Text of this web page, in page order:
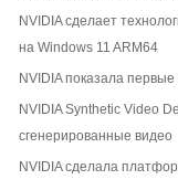
NVIDIA сделает
на Windows 11 ARM64
NVIDIA показала
NVIDIA Synthetic Video
сгенерированные видео
NVIDIA сделала